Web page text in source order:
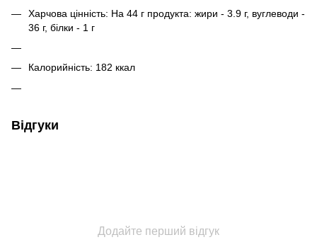
Харчова цінність: На 44 г продукта: жири - 3.9 г, вуглеводи -
36 г, білки - 1 г
Калорийність: 182 ккал
Відгуки
Додайте перший відгук